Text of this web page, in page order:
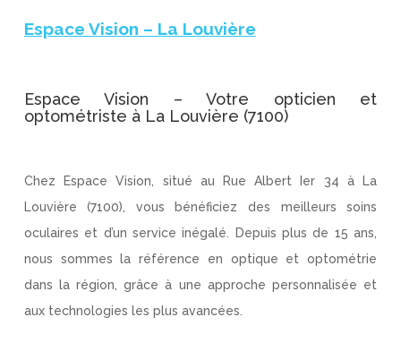
Espace Vision – La Louvière
Espace Vision – Votre opticien et
optométriste à La Louvière (7100)
Chez Espace Vision, situé au Rue Albert Ier 34 à La
Louvière (7100), vous bénéficiez des meilleurs soins
oculaires et d’un service inégalé. Depuis plus de 15 ans,
nous sommes la référence en optique et optométrie
dans la région, grâce à une approche personnalisée et
aux technologies les plus avancées.